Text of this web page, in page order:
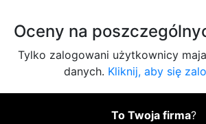
Oceny na
Tylko zalogowani użytkownicy
danych. Kliknij, aby się
To Twoja firma?